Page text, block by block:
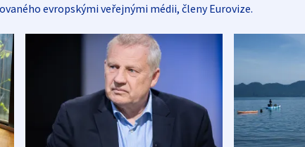
evropskými veřejnými médii, členy Eurovize.